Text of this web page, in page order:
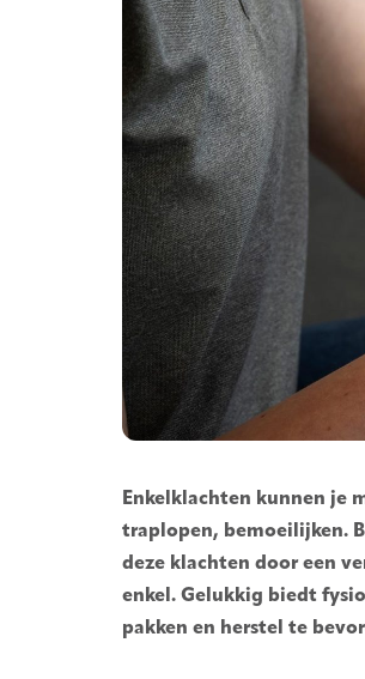
Enkelklachten kunnen je
traplopen, bemoeilijken.
deze klachten door een
enkel. Gelukkig biedt
pakken en herstel te